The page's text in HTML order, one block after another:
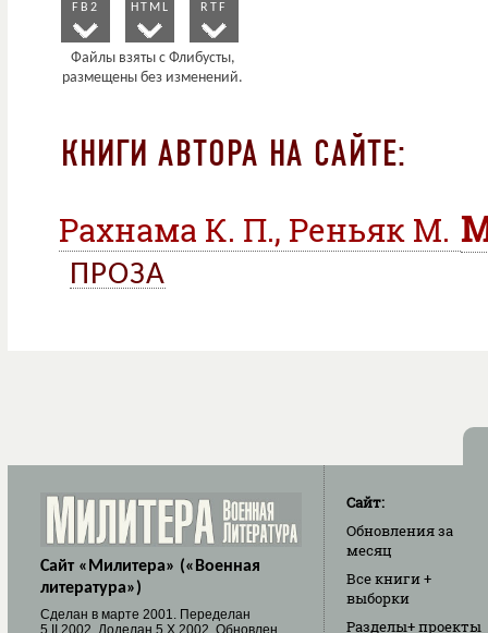
FB2 HTML RTF
КНИГИ АВТОРА НА САЙТЕ:
Рахнама К. П., Реньяк М.
ПРОЗА
Сайт «Милитера» («Военная
литература»)
Cделан в марте 2001. Переделан
5.II.2002. Доделан 5.X.2002. Обновлен
Сайт:
Обновленияза
месяц
Все книги+
выборки
Разделы+ проекты